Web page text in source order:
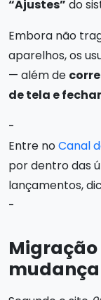
“Ajustes” do
Embora não
aparelhos, os
— além de
de tela e
-
Entre noCanal
por dentro das
lançamentos,
-